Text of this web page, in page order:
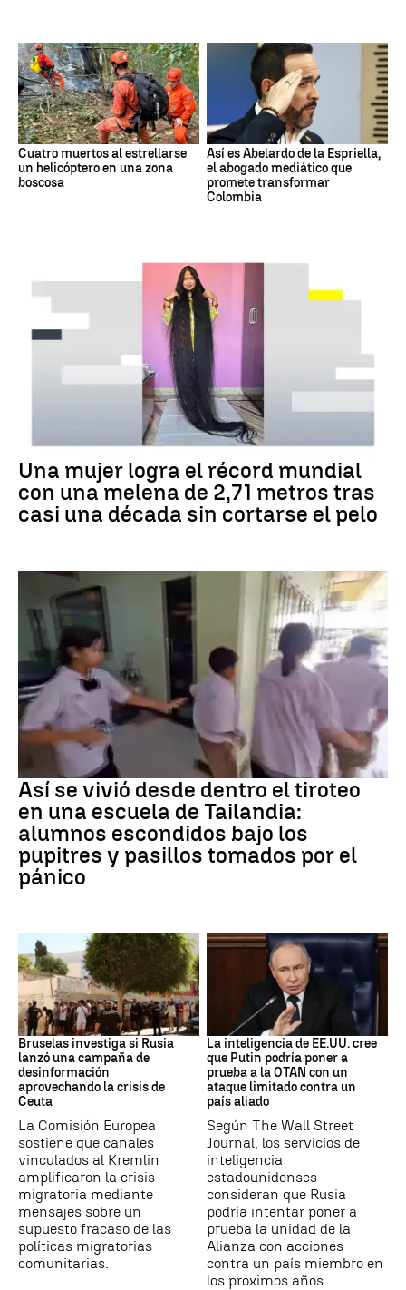
Cuatro muertos al estrellarse
un helicóptero en una zona
boscosa
Así es Abelardo de la Espriella,
el abogado mediático que
promete transformar
Colombia
RÉCORD GUINNESS
Una mujer logra el récord mundial
con una melena de 2,71 metros tras
casi una década sin cortarse el pelo
Así se vivió desde dentro el tiroteo
en una escuela de Tailandia:
alumnos escondidos bajo los
pupitres y pasillos tomados por el
pánico
Desinformación rusa
Bruselas investiga si Rusia
lanzó una campaña de
desinformación
aprovechando la crisis de
Ceuta
La Comisión Europea
sostiene que canales
vinculados al Kremlin
amplificaron la crisis
migratoria mediante
mensajes sobre un
supuesto fracaso de las
políticas migratorias
comunitarias.
OTAN
La inteligencia de EE.UU. cree
que Putin podría poner a
prueba a la OTAN con un
ataque limitado contra un
país aliado
Según The Wall Street
Journal, los servicios de
inteligencia
estadounidenses
consideran que Rusia
podría intentar poner a
prueba la unidad de la
Alianza con acciones
contra un país miembro en
los próximos años.